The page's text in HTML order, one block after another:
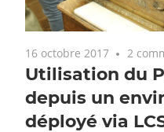
16 octobre 2017 2
Utilisation du
depuis un
déployé via